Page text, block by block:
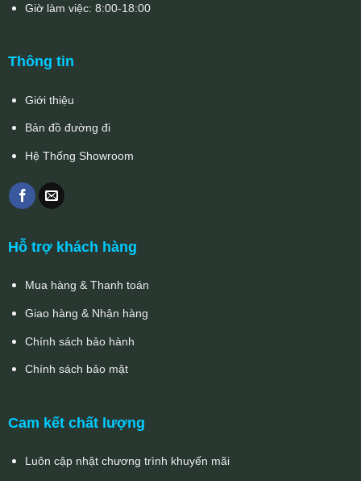
Giờ làm việc: 8:00-18:00
Thông tin
Giới thiệu
Bản đồ đường đi
Hệ Thống Showroom
Hỗ trợ khách hàng
Mua hàng & Thanh toán
Giao hàng & Nhận hàng
Chính sách bảo hành
Chính sách bảo mật
Cam kết chất lượng
Luôn cập nhật chương trình khuyến mãi